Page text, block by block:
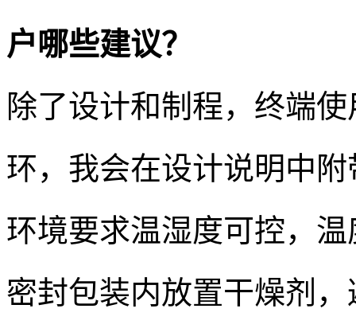
户哪些建议？
除了设计和制程，终端
环，我会在设计说明中
环境要求温湿度可控，
密封包装内放置干燥剂